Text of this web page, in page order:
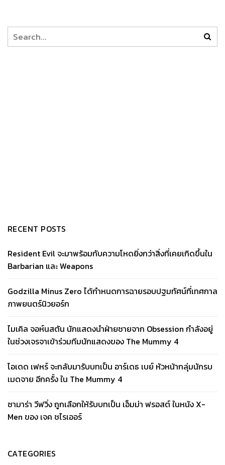
RECENT POSTS
Resident Evil จะมาพร้อมกับความโหดยิ่งกว่าสิ่งที่เคยเกิดขึ้นใน
Barbarian และ Weapons
Godzilla Minus Zero ได้กำหนดการฉายรอบปฐมทัศน์ที่เทศกาล
ภาพยนตร์นิวยอร์ก
ไมเคิล จอห์นสตัน นักแสดงนำฝ่ายชายจาก Obsession กำลังอยู่
ในช่วงเจรจาเข้าร่วมทีมนักแสดงของ The Mummy 4
โอเดด เฟหร์ จะกลับมารับบทเป็น อาร์เดธ เบย์ หัวหน้ากลุ่มนักรบ
เมดจาย อีกครั้ง ใน The Mummy 4
ซามาร่า วีฟวิ่ง ถูกเลือกให้รับบทเป็น เอ็มม่า ฟรอสต์ ในหนัง X-
Men ของ เจค ชไรเออร์
CATEGORIES